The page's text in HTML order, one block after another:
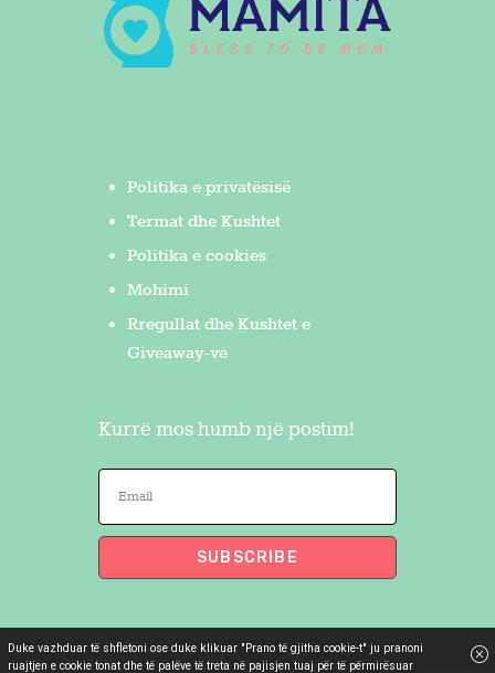
Politika e privatësisë
Termat dhe Kushtet
Politika e cookies
Mohimi
Rregullat dhe Kushtet e
Giveaway-ve
Kurrë mos humb një postim!
Flakron Saidi© 2026. All Rights
Duke vazhduar të shfletoni ose duke klikuar "Prano të gjitha cookie-t" ju pranoni
ruajtjen e cookie tonat dhe të palëve të treta në pajisjen tuaj për të përmirësuar